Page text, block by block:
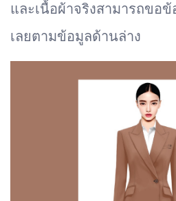
และเนื้อผ้าจริงสามารถขอข้
เลยตามข้อมูลด้านล่าง